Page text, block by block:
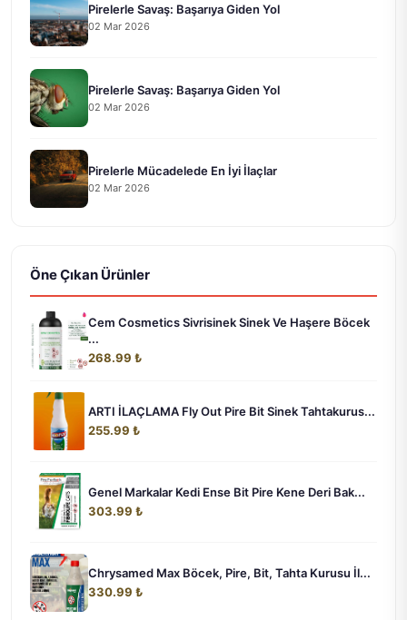
Pirelerle Savaş: Başarıya Giden Yol
02 Mar 2026
Pirelerle Savaş: Başarıya Giden Yol
02 Mar 2026
Pirelerle Mücadelede En İyi İlaçlar
02 Mar 2026
Öne Çıkan Ürünler
Cem Cosmetics Sivrisinek Sinek Ve Haşere Böcek
...
268.99 ₺
ARTI İLAÇLAMA Fly Out Pire Bit Sinek Tahtakurus...
255.99 ₺
Genel Markalar Kedi Ense Bit Pire Kene Deri Bak...
303.99 ₺
Chrysamed Max Böcek, Pire, Bit, Tahta Kurusu İl...
330.99 ₺